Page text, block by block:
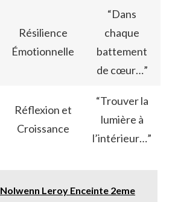
Résilience
Émotionnelle
“Dans
chaque
battement
de cœur…”
Réflexion et
Croissance
“Trouver la
lumière à
l’intérieur…”
Nolwenn Leroy Enceinte 2eme